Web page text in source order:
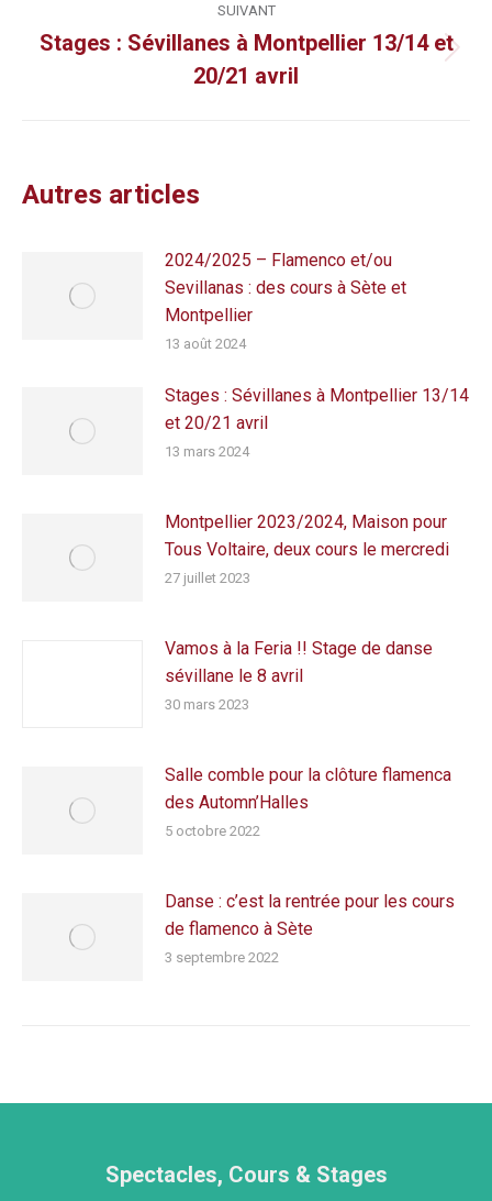
SUIVANT
suivant
Stages : Sévillanes à Montpellier 13/14 et
20/21 avril
Autres articles
2024/2025 – Flamenco et/ou
Sevillanas : des cours à Sète et
Montpellier
13 août 2024
Stages : Sévillanes à Montpellier 13/14
et 20/21 avril
13 mars 2024
Montpellier 2023/2024, Maison pour
Tous Voltaire, deux cours le mercredi
27 juillet 2023
Vamos à la Feria !! Stage de danse
sévillane le 8 avril
30 mars 2023
Salle comble pour la clôture flamenca
des Automn’Halles
5 octobre 2022
Danse : c’est la rentrée pour les cours
de flamenco à Sète
3 septembre 2022
Spectacles, Cours & Stages